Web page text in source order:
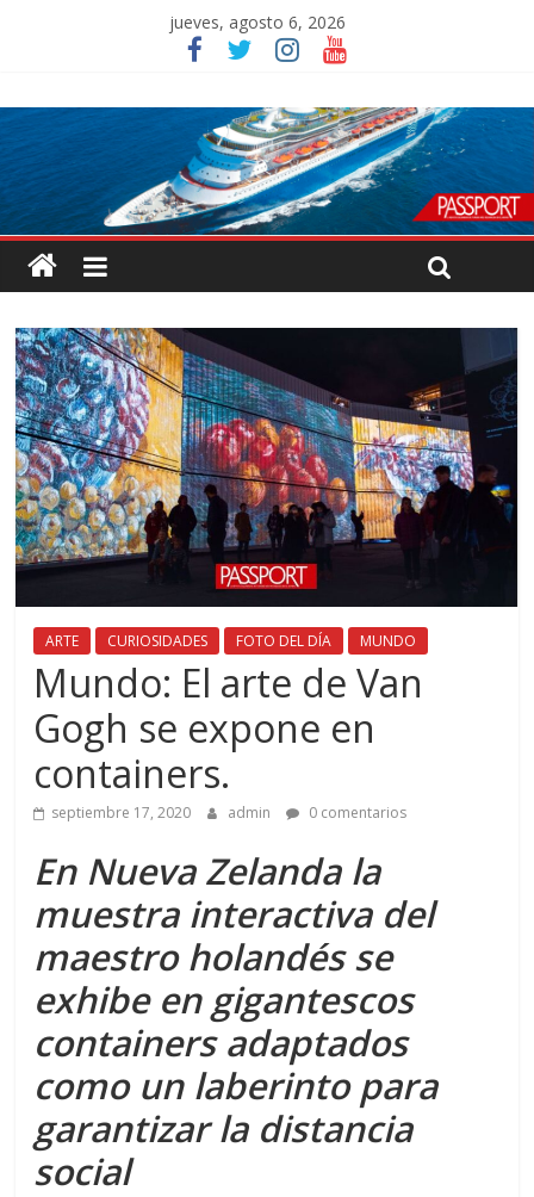
jueves, agosto 6, 2026
ARTE CURIOSIDADES FOTO DEL DÍA MUNDO
Mundo: El arte de Van
Gogh se expone en
containers.
septiembre 17, 2020 admin 0 comentarios
En Nueva Zelanda la
muestra interactiva del
maestro holandés se
exhibe en gigantescos
containers adaptados
como un laberinto para
garantizar la distancia
social